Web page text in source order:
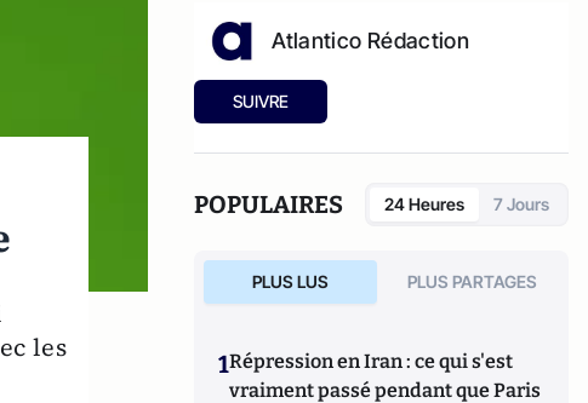
les
Atlantico Rédaction
SUIVRE
POPULAIRES 24 Heures 7 Jours
PLUS LUS PLUS PARTAGES
1Répression en Iran : ce qui s'est
vraiment passé pendant que Paris